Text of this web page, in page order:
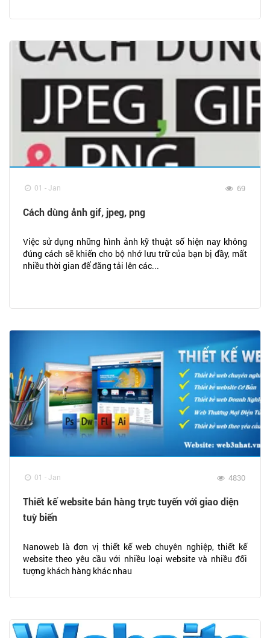
01 - Jan 69
Cách dùng ảnh gif, jpeg, png
Việc sử dụng những hình ảnh kỹ thuật số hiện nay không
đúng cách sẽ khiến cho bộ nhớ lưu trữ của bạn bị đầy, mất
nhiều thời gian để đăng tải lên các...
01 - Jan 4830
Thiết kế website bán hàng trực tuyến với giao diện
tuỳ biến
Nanoweb là đơn vị thiết kế web chuyên nghiệp, thiết kế
website theo yêu cầu với nhiều loại website và nhiều đối
tượng khách hàng khác nhau